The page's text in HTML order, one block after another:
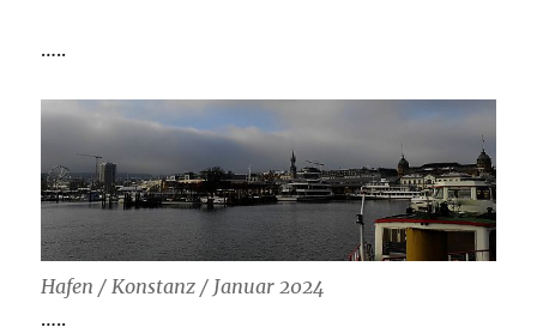
…..
Hafen / Konstanz / Januar 2024
…..